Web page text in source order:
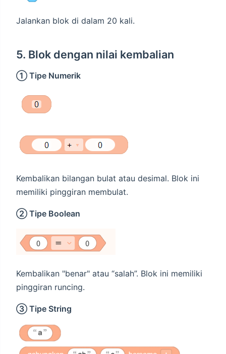
Jalankan blok di dalam 20 kali.
5. Blok dengan nilai kembalian
① Tipe Numerik
Kembalikan bilangan bulat atau desimal. Blok ini
memiliki pinggiran membulat.
② Tipe Boolean
Kembalikan "benar" atau “salah”. Blok ini memiliki
pinggiran runcing.
③ Tipe String